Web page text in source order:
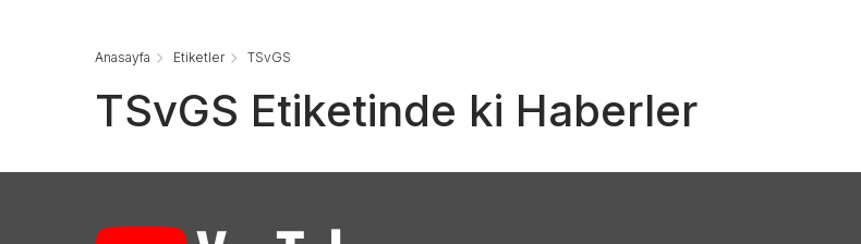
Anasayfa Etiketler TSvGS
TSvGS Etiketinde ki Haberler